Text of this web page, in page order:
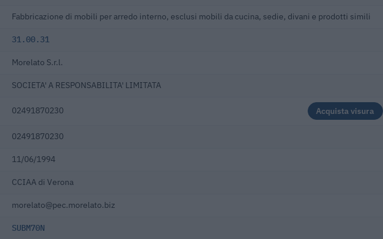
Fabbricazione di mobili per arredo interno, esclusi mobili da cucina, sedie, divani e prodotti simili
31.00.31
Morelato S.r.l.
SOCIETA' A RESPONSABILITA' LIMITATA
02491870230 Acquista visura
02491870230
11/06/1994
CCIAA di Verona
morelato@pec.morelato.biz
SUBM70N